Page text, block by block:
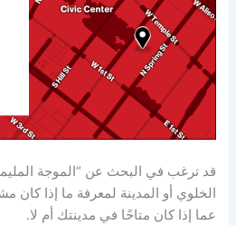
الخلوي أو المدينة لمعرفة ما إذا
عما إذا كان متاحًا في مدينتك أم لا.